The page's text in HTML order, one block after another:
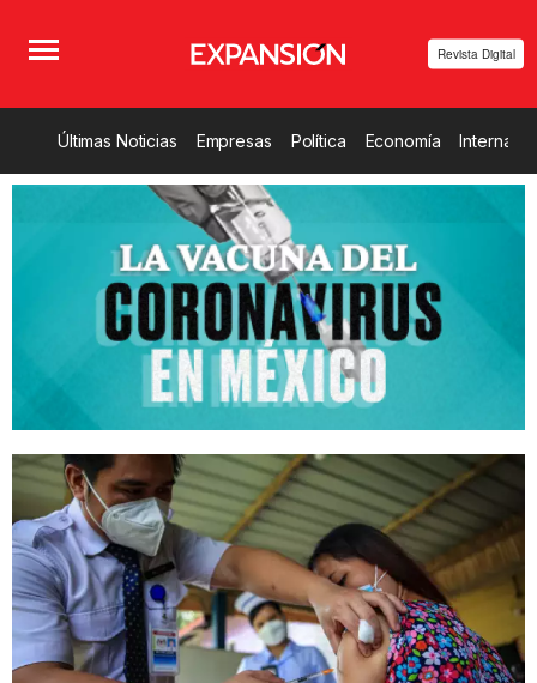
Revista Digital
Últimas Noticias Empresas Política Economía